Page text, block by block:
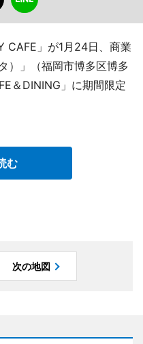
CAFE」が1月24日、商業
）」（福岡市博多区博多
＆DINING」に期間限定
む
次の地図